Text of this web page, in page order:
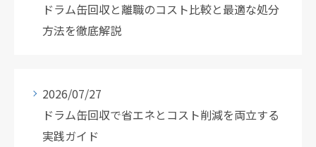
ドラム缶回収と離職のコスト比較と最適な処分
方法を徹底解説
2026/07/27
ドラム缶回収で省エネとコスト削減を両立する
実践ガイド